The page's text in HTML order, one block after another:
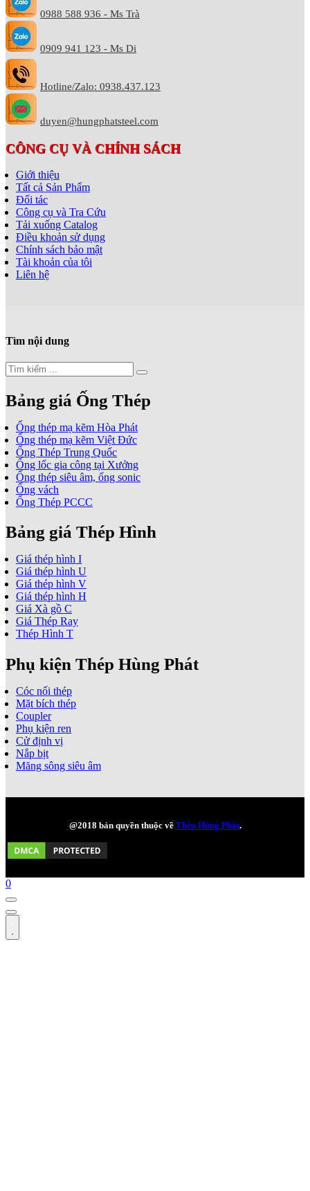
0988 588 936 - Ms Trà
0909 941 123 - Ms Di
Hotline/Zalo: 0938.437.123
duyen@hungphatsteel.com
CÔNG CỤ VÀ CHÍNH SÁCH
Giới thiệu
Tất cả Sản Phẩm
Đối tác
Công cụ và Tra Cứu
Tải xuống Catalog
Điều khoản sử dụng
Chính sách bảo mật
Tài khoản của tôi
Liên hệ
Tìm nội dung
Bảng giá Ống Thép
Ống thép mạ kẽm Hòa Phát
Ống thép mạ kẽm Việt Đức
Ống Thép Trung Quốc
Ống lốc gia công tại Xưởng
Ống thép siêu âm, ống sonic
Ống vách
Ống Thép PCCC
Bảng giá Thép Hình
Giá thép hình I
Giá thép hình U
Giá thép hình V
Giá thép hình H
Giá Xà gồ C
Giá Thép Ray
Thép Hình T
Phụ kiện Thép Hùng Phát
Cóc nối thép
Mặt bích thép
Coupler
Phụ kiện ren
Cử định vị
Nắp bịt
Măng sông siêu âm
@2018 bản quyền thuộc về Thép Hùng Phát.
0